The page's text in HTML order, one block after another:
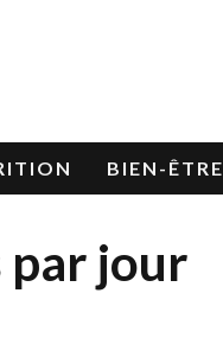
BIEN-ÊTRE
par jour